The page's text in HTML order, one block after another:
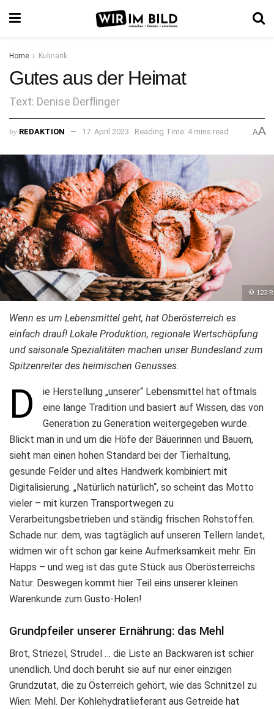
Home Kulinarik
Gutes aus der Heimat
Text: Denise Derflinger
by REDAKTION 17. April 2023 Reading Time: 4 mins read AA
© 123
Wenn es um Lebensmittel geht, hat Oberösterreich es
einfach drauf! Lokale Produktion, regionale Wertschöpfung
und saisonale Spezialitäten machen unser Bundesland zum
Spitzenreiter des heimischen Genusses.
D
ie Herstellung „unserer“ Lebensmittel hat oftmals
eine lange Tradition und basiert auf Wissen, das von
Generation zu Generation weitergegeben wurde.
Blickt man in und um die Höfe der Bäuerinnen und Bauern,
sieht man einen hohen Standard bei der Tierhaltung,
gesunde Felder und altes Handwerk kombiniert mit
Digitalisierung. „Natürlich natürlich“, so scheint das Motto
vieler – mit kurzen Transportwegen zu
Verarbeitungsbetrieben und ständig frischen Rohstoffen.
Schade nur: dem, was tagtäglich auf unseren Tellern landet,
widmen wir oft schon gar keine Aufmerksamkeit mehr. Ein
Happs – und weg ist das gute Stück aus Oberösterreichs
Natur. Deswegen kommt hier Teil eins unserer kleinen
Warenkunde zum Gusto-Holen!
Grundpfeiler unserer Ernährung: das Mehl
Brot, Striezel, Strudel … die Liste an Backwaren ist schier
unendlich. Und doch beruht sie auf nur einer einzigen
Grundzutat, die zu Österreich gehört, wie das Schnitzel zu
Wien: Mehl. Der Kohlehydratlieferant aus Getreide hat